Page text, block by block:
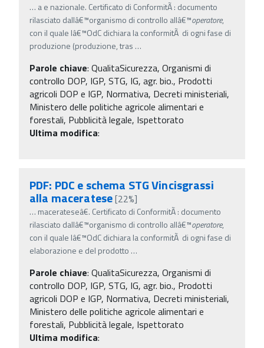
… a e nazionale. Certificato di ConformitÃ : documento
rilasciato dallâ€™organismo di controllo allâ€™operatore,
con il quale lâ€™OdC dichiara la conformitÃ di ogni fase di
produzione (produzione, tras …
Parole chiave: QualitaSicurezza, Organismi di
controllo DOP, IGP, STG, IG, agr. bio., Prodotti
agricoli DOP e IGP, Normativa, Decreti ministeriali,
Ministero delle politiche agricole alimentari e
forestali, Pubblicità legale, Ispettorato
Ultima modifica:
PDF: PDC e schema STG Vincisgrassi
alla maceratese[22%]
… macerateseâ€. Certificato di ConformitÃ : documento
rilasciato dallâ€™organismo di controllo allâ€™operatore,
con il quale lâ€™OdC dichiara la conformitÃ di ogni fase di
elaborazione e del prodotto …
Parole chiave: QualitaSicurezza, Organismi di
controllo DOP, IGP, STG, IG, agr. bio., Prodotti
agricoli DOP e IGP, Normativa, Decreti ministeriali,
Ministero delle politiche agricole alimentari e
forestali, Pubblicità legale, Ispettorato
Ultima modifica: